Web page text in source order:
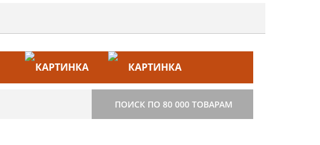
СТРОИТЕЛЬСТВО
ПОИСК ПО 80 000 ТОВАРАМ